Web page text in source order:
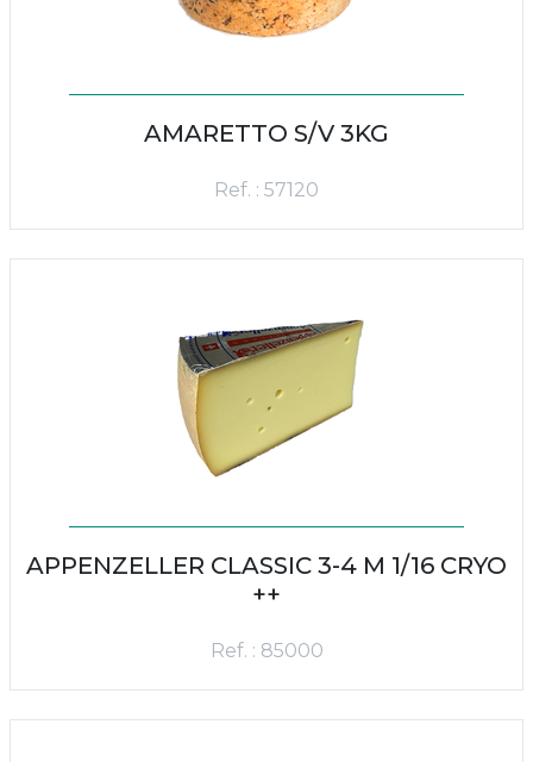
AMARETTO S/V 3KG
Ref. : 57120
APPENZELLER CLASSIC 3-4 M 1/16 CRYO
++
Ref. : 85000